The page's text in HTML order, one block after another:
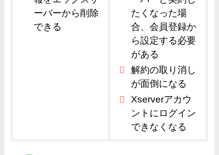
ーバーから削除
できる
たくなった場
合、会員登録か
ら設定する必要
がある
解約の取り消し
が面倒になる
Xserverアカウ
ントにログイン
できなくなる